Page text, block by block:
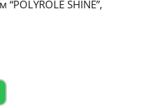
SHINE”,